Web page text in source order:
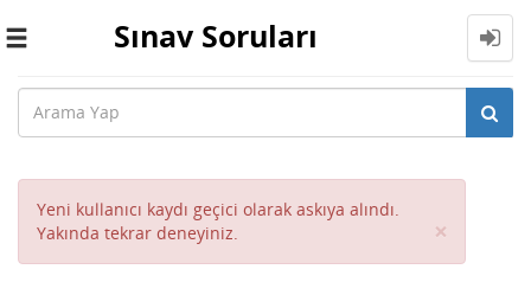
Toggle
Sınav Soruları
Yeni kullanıcı kaydı geçici olarak askıya alındı.
Yakında tekrar deneyiniz.
×